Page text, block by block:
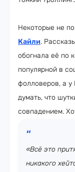
Некоторые не
Кайли.
обогнала её по
популярной в
фолловеров, а
думать, что
совпадением.
«Всё это
никакого